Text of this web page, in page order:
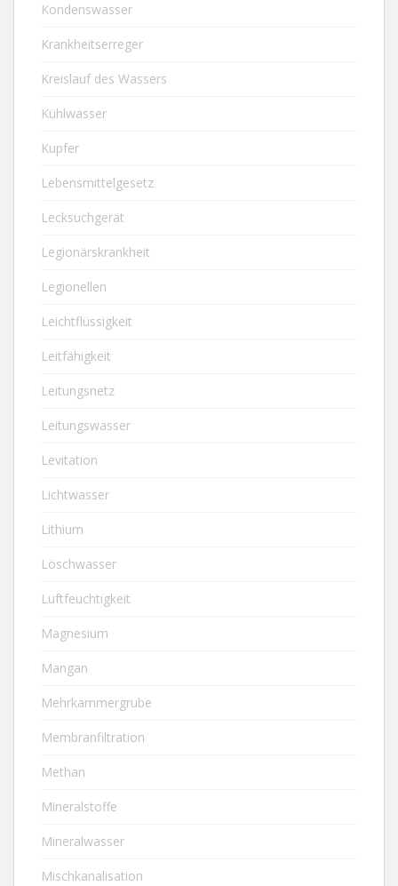
Kondenswasser
Krankheitserreger
Kreislauf des Wassers
Kühlwasser
Kupfer
Lebensmittelgesetz
Lecksuchgerät
Legionärskrankheit
Legionellen
Leichtflüssigkeit
Leitfähigkeit
Leitungsnetz
Leitungswasser
Levitation
Lichtwasser
Lithium
Löschwasser
Luftfeuchtigkeit
Magnesium
Mangan
Mehrkammergrube
Membranfiltration
Methan
Mineralstoffe
Mineralwasser
Mischkanalisation